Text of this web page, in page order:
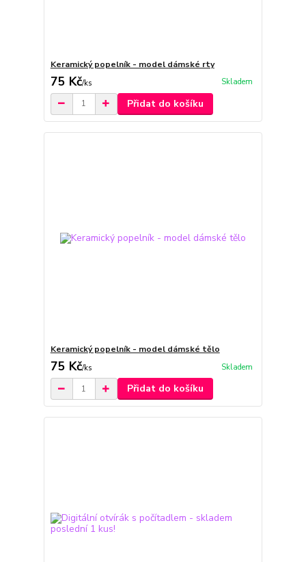
Keramický popelník - model dámské rty
75 Kč/ks Skladem
Přidat do košíku
Keramický popelník - model dámské tělo
75 Kč/ks Skladem
Přidat do košíku